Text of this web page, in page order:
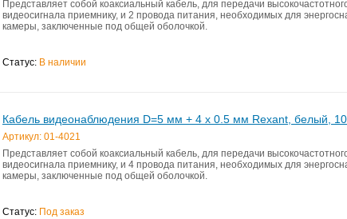
Представляет собой коаксиальный кабель, для передачи
видеосигнала приемнику, и 2 провода питания, необходимых для
камеры, заключенные под общей оболочкой.
Статус: В наличии
Кабель видеонаблюдения D=5 мм + 4 x 0.5 мм Rexant, белый,
Артикул: 01-4021
Представляет собой коаксиальный кабель, для передачи
видеосигнала приемнику, и 4 провода питания, необходимых для
камеры, заключенные под общей оболочкой.
Статус: Под заказ